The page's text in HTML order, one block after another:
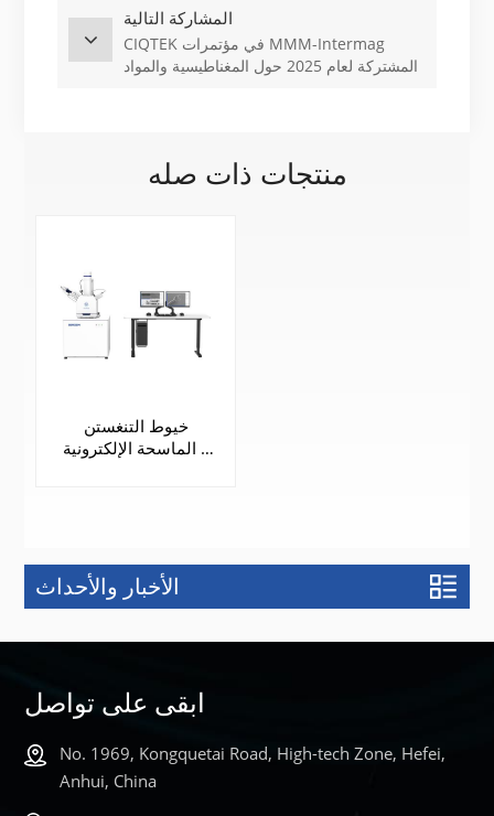
المشاركة التالية
CIQTEK في مؤتمرات MMM-Intermag
المشتركة لعام 2025 حول المغناطيسية والمواد
منتجات ذات صله
خيوط التنغستن
الماسحة الإلكترونية |
الأخبار والأحداث
ابقى على تواصل
No. 1969, Kongquetai Road, High-tech Zone, Hefei,
Anhui, China